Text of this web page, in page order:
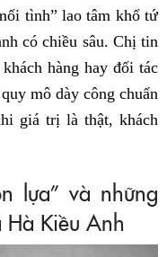
tình” lao tâm khổ tứ
có chiều sâu. Chị tin
hàng hay đối tác
mô dày công chuẩn
giá trị là thật, khách
lựa” và những
Kiều Anh